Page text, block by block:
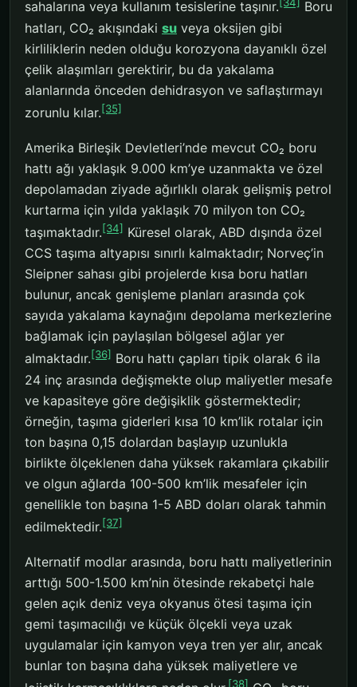
sahalarına veya kullanım tesislerine taşınır.[34] Boru
hatları, CO₂ akışındaki su veya oksijen gibi
kirliliklerin neden olduğu korozyona dayanıklı özel
çelik alaşımları gerektirir, bu da yakalama
alanlarında önceden dehidrasyon ve saflaştırmayı
zorunlu kılar.[35]
Amerika Birleşik Devletleri’nde mevcut CO₂ boru
hattı ağı yaklaşık 9.000 km’ye uzanmakta ve özel
depolamadan ziyade ağırlıklı olarak gelişmiş petrol
kurtarma için yılda yaklaşık 70 milyon ton CO₂
taşımaktadır.[34] Küresel olarak, ABD dışında özel
CCS taşıma altyapısı sınırlı kalmaktadır; Norveç’in
Sleipner sahası gibi projelerde kısa boru hatları
bulunur, ancak genişleme planları arasında çok
sayıda yakalama kaynağını depolama merkezlerine
bağlamak için paylaşılan bölgesel ağlar yer
almaktadır.[36] Boru hattı çapları tipik olarak 6 ila
24 inç arasında değişmekte olup maliyetler mesafe
ve kapasiteye göre değişiklik göstermektedir;
örneğin, taşıma giderleri kısa 10 km’lik rotalar için
ton başına 0,15 dolardan başlayıp uzunlukla
birlikte ölçeklenen daha yüksek rakamlara çıkabilir
ve olgun ağlarda 100-500 km’lik mesafeler için
genellikle ton başına 1-5 ABD doları olarak tahmin
edilmektedir.[37]
Alternatif modlar arasında, boru hattı maliyetlerinin
arttığı 500-1.500 km’nin ötesinde rekabetçi hale
gelen açık deniz veya okyanus ötesi taşıma için
gemi taşımacılığı ve küçük ölçekli veya uzak
uygulamalar için kamyon veya tren yer alır, ancak
bunlar ton başına daha yüksek maliyetlere ve
[38]